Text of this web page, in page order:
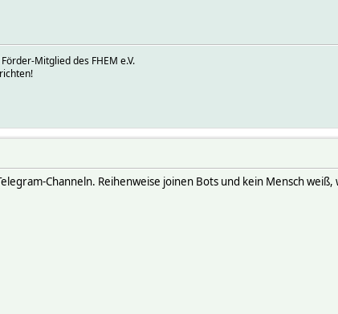
Mitglied des FHEM e.V.
Channeln. Reihenweise joinen Bots und kein Mensch